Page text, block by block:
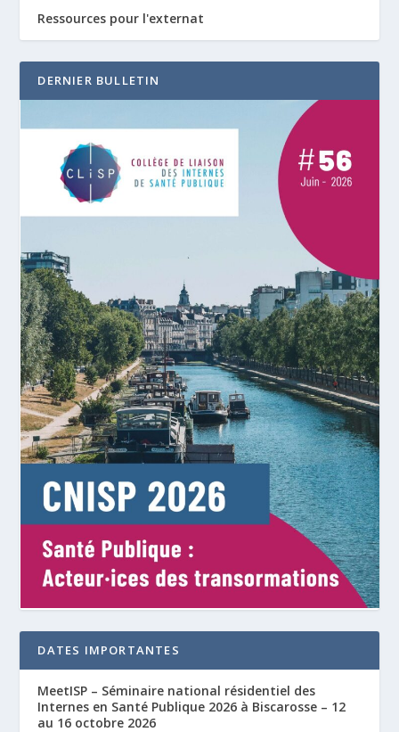
Ressources pour l'externat
DERNIER BULLETIN
DATES IMPORTANTES
MeetISP – Séminaire national résidentiel des
Internes en Santé Publique 2026 à Biscarosse – 12
au 16 octobre 2026